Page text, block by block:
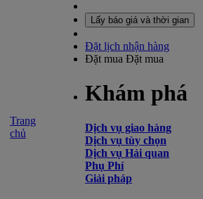
Trang
chủ
Lấy báo giá và thời gian
Đặt lịch nhận hàng
Đặt mua Đặt mua
Khám phá
Dịch vụ giao hàng
Dịch vụ tùy chọn
Dịch vụ Hải quan
Phụ Phí
Giải pháp